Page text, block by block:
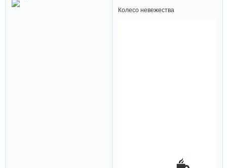
Колесо невежества